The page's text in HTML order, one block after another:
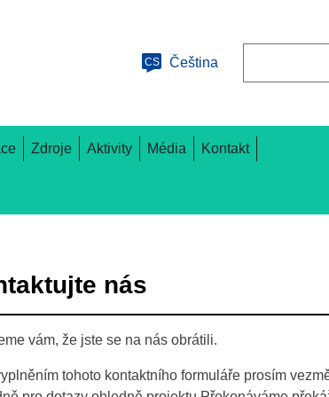
CS Čeština
Zdroje Aktivity Média Kontakt
nás
vám, že jste se na nás obrátili.
tohoto kontaktního formuláře prosím